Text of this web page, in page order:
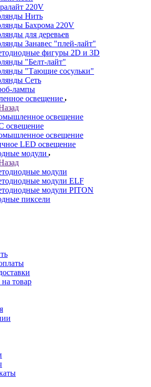
220V
Нить
Бахрома 220V
для деревьев
Занавес "плей-лайт"
фигуры 2D и 3D
"Белт-лайт"
"Тающие сосульки"
Сеть
лампы
освещение
освещение
освещение
освещение
LED освещение
модули
модули
модули ELF
модули PITON
пиксели
товар